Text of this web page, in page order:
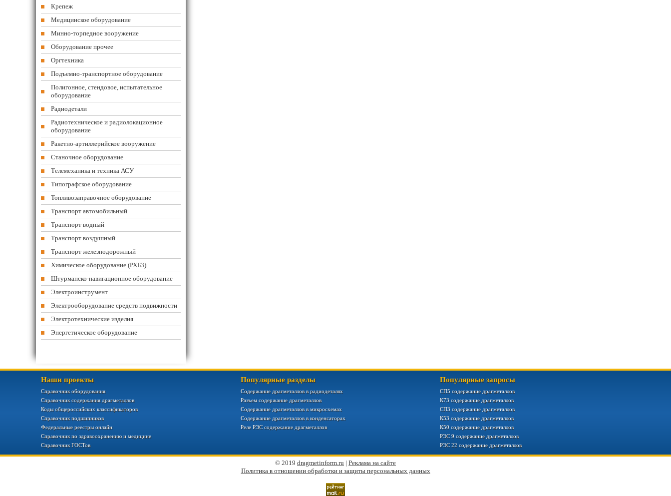
Крепеж
Медицинское оборудование
Минно-торпедное вооружение
Оборудование прочее
Оргтехника
Подъемно-транспортное оборудование
Полигонное, стендовое, испытательное
оборудование
Радиодетали
Радиотехническое и радиолокационное
оборудование
Ракетно-артиллерийское вооружение
Станочное оборудование
Телемеханика и техника АСУ
Типографское оборудование
Топливозаправочное оборудование
Транспорт автомобильный
Транспорт водный
Транспорт воздушный
Транспорт железнодорожный
Химическое оборудование (РХБЗ)
Штурманско-навигационное оборудование
Электроинструмент
Электрооборудование средств подвижности
Электротехнические изделия
Энергетическое оборудование
Наши проекты
Справочник оборудования
Справочник содержания драгметаллов
Коды общероссийских классификаторов
Справочник подшипников
Федеральные реестры онлайн
Справочник по здравоохранению и медицине
Справочник ГОСТов
Популярные разделы
Содержание драгметаллов в радиодеталях
Разъем содержание драгметаллов
Содержание драгметаллов в микросхемах
Содержание драгметаллов в конденсаторах
Реле РЭС содержание драгметаллов
Популярные запросы
СП5 содержание драгметаллов
К73 содержание драгметаллов
СП3 содержание драгметаллов
К53 содержание драгметаллов
К50 содержание драгметаллов
РЭС 9 содержание драгметаллов
РЭС 22 содержание драгметаллов
© 2019 dragmetinform.ru | Реклама на сайте
Политика в отношении обработки и защиты персональных данных